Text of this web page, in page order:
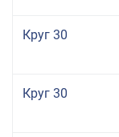
Круг 30
Круг 30